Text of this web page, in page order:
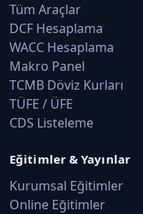
Tüm Araçlar
DCF Hesaplama
WACC Hesaplama
Makro Panel
TCMB Döviz Kurları
TÜFE / ÜFE
CDS Listeleme
Eğitimler & Yayınlar
Kurumsal Eğitimler
Online Eğitimler